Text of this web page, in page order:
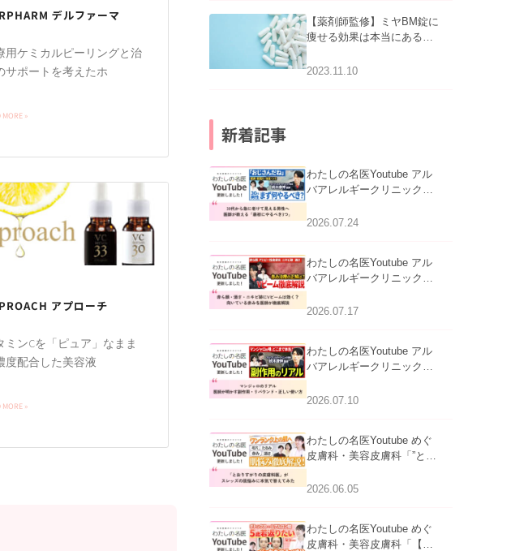
デルファーマ
用ケミカルピーリングと治
サポートを考えたホ
MORE »
アプローチ
ミンCを「ピュア」なまま
度配合した美容液
MORE »
【薬剤師監修】ミヤBM錠に
痩せる効果は本当にある
2023.11.10
新着記事
わたしの名医Youtube アル
バアレルギークリニック札
える男性へ｜医師が教える
2026.07.24
わたしの名医Youtube アル
バアレルギークリニック札
跡にVビームは効く？向い
2026.07.17
わたしの名医Youtube アル
バアレルギークリニック札
医師が明かす副作用・リバ
2026.07.10
わたしの名医Youtube めぐ
皮膚科・美容皮膚科「”とお
ッズの肌悩みに本気で答え
2026.06.05
わたしの名医Youtube めぐ
皮膚科・美容皮膚科「【ヒ